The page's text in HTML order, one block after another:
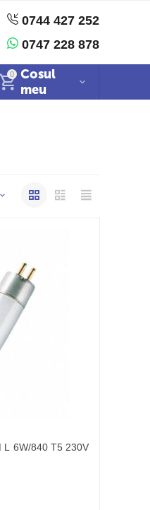
0744 427 252
0747 228 878
0
Cosul
meu
840 T5 230V